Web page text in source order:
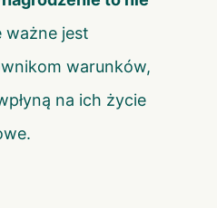
ważne jest
warunków,
na ich życie